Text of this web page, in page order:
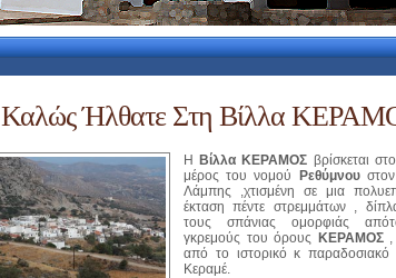
Καλώς Ήλθατε Στη Βίλλα
Η Βίλλα ΚΕΡΑΜΟΣ βρίσκεται
μέρος του νομού
Ρεθύμνου
Λάμπης ,χτισμένη σε μια
έκταση πέντε στρεμμάτων ,
τους σπάνιας ομορφιάς
γκρεμούς του όρους
ΚΕΡΑΜΟΣ,
από το ιστορικό κ παραδοσιακό
Κεραμέ.